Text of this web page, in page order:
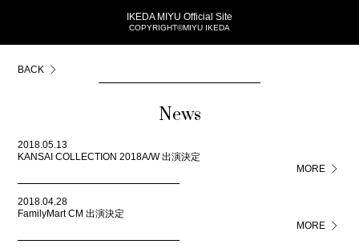
IKEDA MIYU Official Site
COPYRIGHT©MIYU IKEDA
BACK
News
2018.05.13
KANSAI COLLECTION 2018A/W 出演決定
MORE
2018.04.28
FamilyMart CM 出演決定
MORE